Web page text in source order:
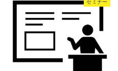
セミナー